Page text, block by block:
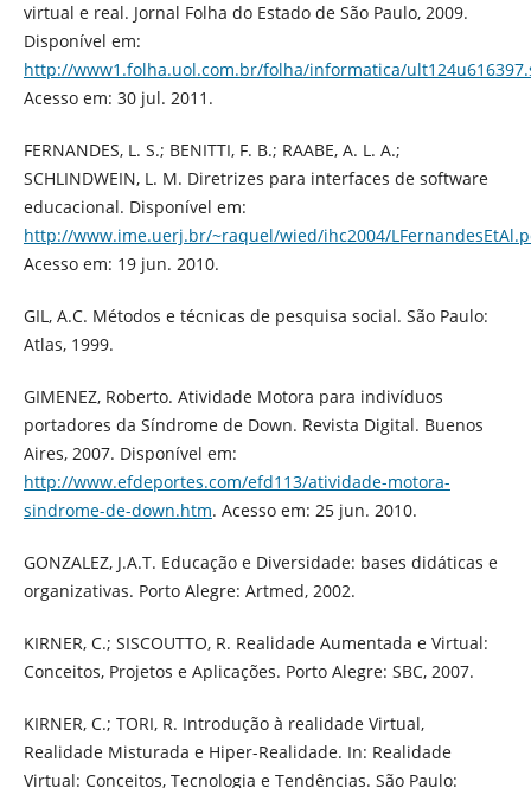
virtual e real. Jornal Folha do Estado de São Paulo, 2009.
Disponível em:
http://www1.folha.uol.com.br/folha/informatica/
Acesso em: 30 jul. 2011.
FERNANDES, L. S.; BENITTI, F. B.; RAABE, A. L. A.;
SCHLINDWEIN, L. M. Diretrizes para interfaces de software
educacional. Disponível em:
http://www.ime.uerj.br/~raquel/wied/ihc2004/
Acesso em: 19 jun. 2010.
GIL, A.C. Métodos e técnicas de pesquisa social. São Paulo:
Atlas, 1999.
GIMENEZ, Roberto. Atividade Motora para indivíduos
portadores da Síndrome de Down. Revista Digital. Buenos
Aires, 2007. Disponível em:
http://www.efdeportes.com/efd113/atividade-motora-
sindrome-de-down.htm. Acesso em: 25 jun. 2010.
GONZALEZ, J.A.T. Educação e Diversidade: bases didáticas e
organizativas. Porto Alegre: Artmed, 2002.
KIRNER, C.; SISCOUTTO, R. Realidade Aumentada e Virtual:
Conceitos, Projetos e Aplicações. Porto Alegre: SBC, 2007.
KIRNER, C.; TORI, R. Introdução à realidade Virtual,
Realidade Misturada e Hiper-Realidade. In: Realidade
Virtual: Conceitos, Tecnologia e Tendências. São Paulo: